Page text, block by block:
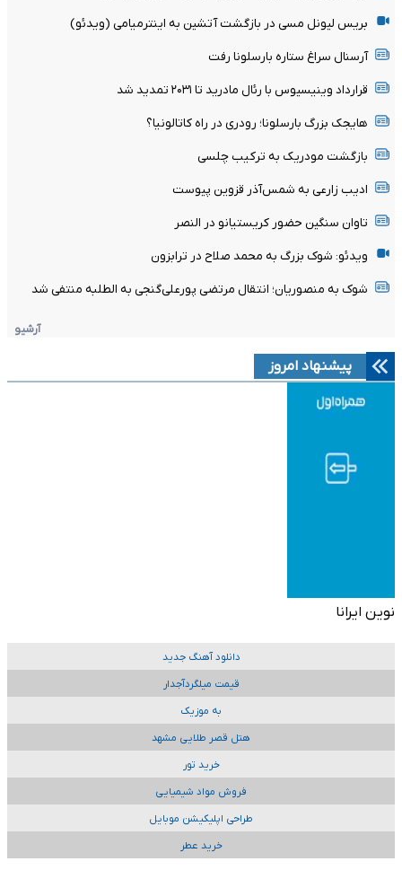
بریس لیونل مسی در بازگشت آتشین به اینترمیامی (ویدئو)
آرسنال سراغ ستاره بارسلونا رفت
قرارداد وینیسیوس با رئال مادرید تا ۲۰۳۱ تمدید شد
هایجک بزرگ بارسلونا؛ رودری در راه کاتالونیا؟
بازگشت مودریک به ترکیب چلسی
ادیب زارعی به شمس‌آذر قزوین پیوست
تاوان سنگین حضور کریستیانو در النصر
ویدئو: شوک بزرگ به محمد صلاح در ترابزون
شوک به منصوریان؛ انتقال مرتضی پورعلی‌گنجی به الطلبه منتفی شد
آرشیو
پیشنهاد امروز
نوین ایرانا
دانلود آهنگ جدید
قیمت میلگردآجدار
به موزیک
هتل قصر طلایی مشهد
خرید تور
فروش مواد شیمیایی
طراحی اپلیکیشن موبایل
خرید عطر